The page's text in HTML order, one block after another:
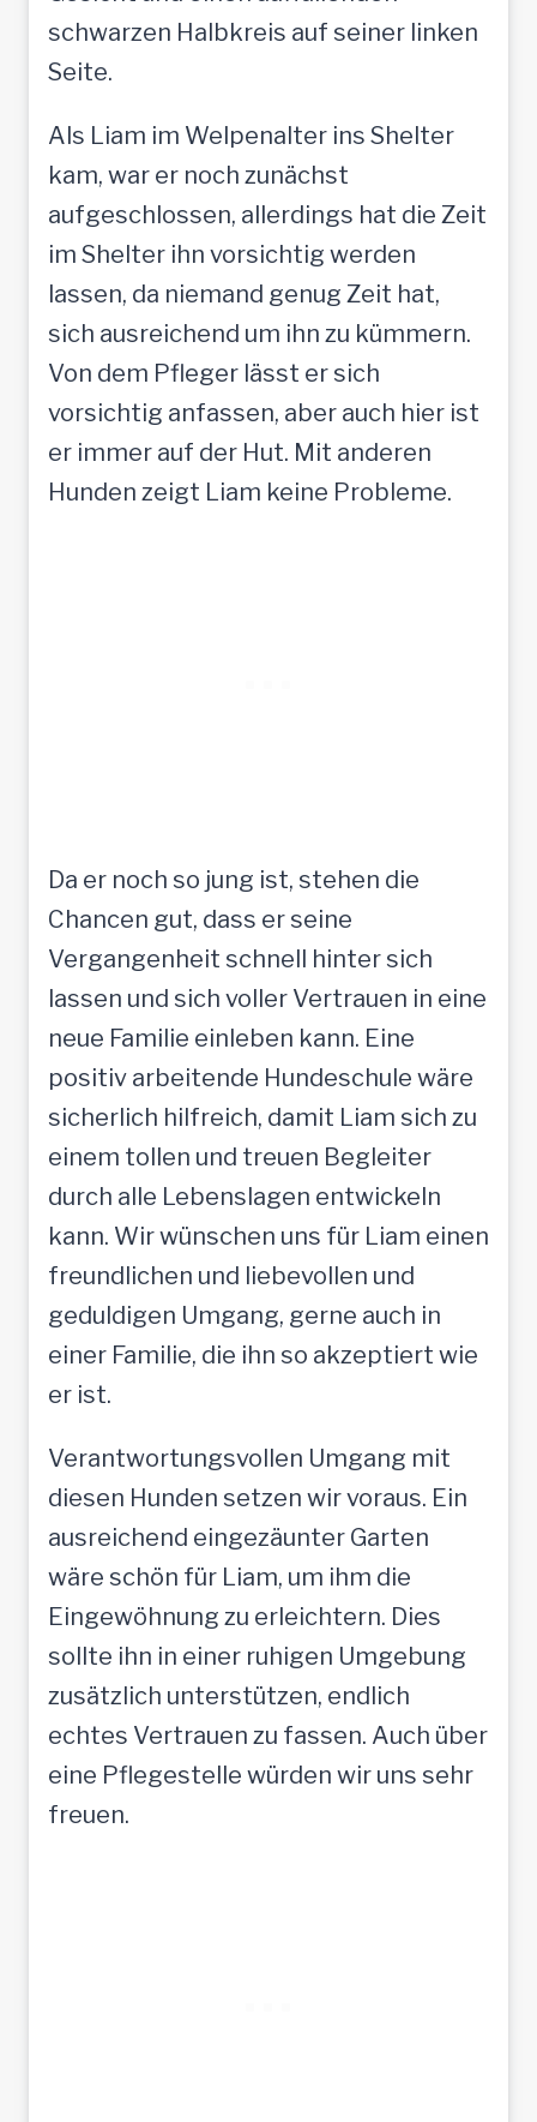
schwarzen Halbkreis auf seiner linken
Seite.
Als Liam im Welpenalter ins Shelter
kam, war er noch zunächst
aufgeschlossen, allerdings hat die Zeit
im Shelter ihn vorsichtig werden
lassen, da niemand genug Zeit hat,
sich ausreichend um ihn zu kümmern.
Von dem Pfleger lässt er sich
vorsichtig anfassen, aber auch hier ist
er immer auf der Hut. Mit anderen
Hunden zeigt Liam keine Probleme.
Da er noch so jung ist, stehen die
Chancen gut, dass er seine
Vergangenheit schnell hinter sich
lassen und sich voller Vertrauen in eine
neue Familie einleben kann. Eine
positiv arbeitende Hundeschule wäre
sicherlich hilfreich, damit Liam sich zu
einem tollen und treuen Begleiter
durch alle Lebenslagen entwickeln
kann. Wir wünschen uns für Liam einen
freundlichen und liebevollen und
geduldigen Umgang, gerne auch in
einer Familie, die ihn so akzeptiert wie
er ist.
Verantwortungsvollen Umgang mit
diesen Hunden setzen wir voraus. Ein
ausreichend eingezäunter Garten
wäre schön für Liam, um ihm die
Eingewöhnung zu erleichtern. Dies
sollte ihn in einer ruhigen Umgebung
zusätzlich unterstützen, endlich
echtes Vertrauen zu fassen. Auch über
eine Pflegestelle würden wir uns sehr
freuen.